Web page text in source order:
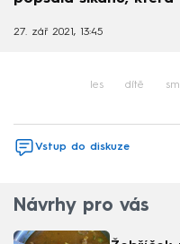
27. zář 2021, 13:45
les dítě
Vstup do diskuze
Návrhy pro vás